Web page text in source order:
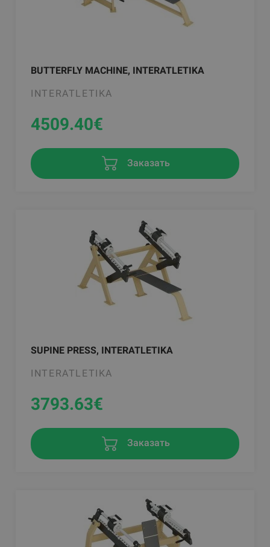
BUTTERFLY MACHINE, INTERATLETIKA
INTERATLETIKA
4509.40€
Заказать
SUPINE PRESS, INTERATLETIKA
INTERATLETIKA
3793.63€
Заказать